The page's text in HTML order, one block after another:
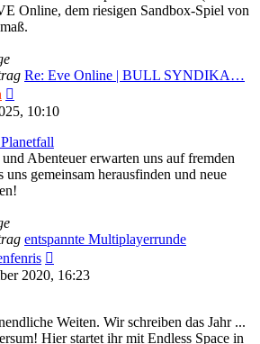
Online, dem riesigen Sandbox-Spiel von
Re: Eve Online | BULL SYNDIKA…
Beitrag
10:10
Abenteuer erwarten uns auf fremden
uns gemeinsam herausfinden und neue
entspannte Multiplayerrunde
Beitrag
2020, 16:23
Weiten. Wir schreiben das Jahr ...
Hier startet ihr mit Endless Space in